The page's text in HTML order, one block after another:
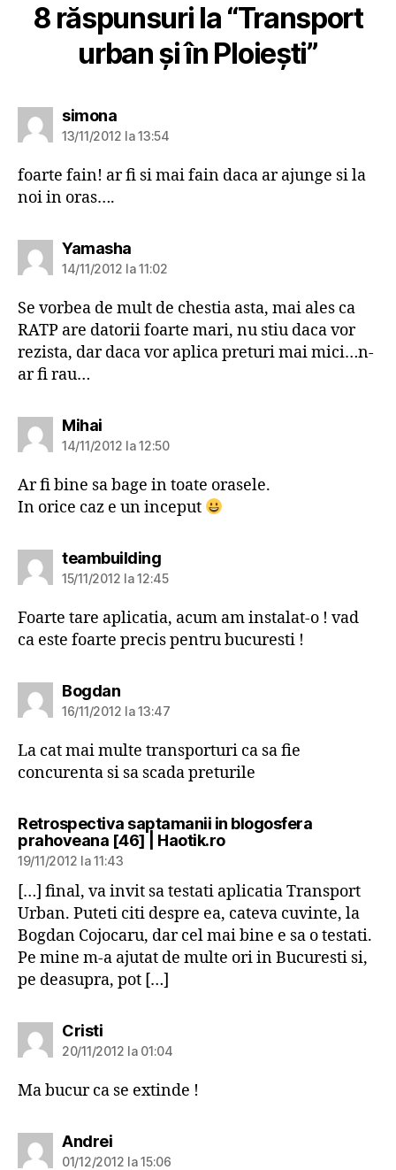
8 răspunsuri la “Transport
urban şi în Ploieşti”
simonaspune:
13/11/2012 la 13:54
foarte fain! ar fi si mai fain daca ar ajunge si la
noi in oras….
Yamashaspune:
14/11/2012 la 11:02
Se vorbea de mult de chestia asta, mai ales ca
RATP are datorii foarte mari, nu stiu daca vor
rezista, dar daca vor aplica preturi mai mici…n-
ar fi rau…
Mihaispune:
14/11/2012 la 12:50
Ar fi bine sa bage in toate orasele.
In orice caz e un inceput
teambuildingspune:
15/11/2012 la 12:45
Foarte tare aplicatia, acum am instalat-o ! vad
ca este foarte precis pentru bucuresti !
Bogdanspune:
16/11/2012 la 13:47
La cat mai multe transporturi ca sa fie
concurenta si sa scada preturile
Retrospectiva saptamanii in blogosfera
prahoveana [46] | Haotik.rospune:
19/11/2012 la 11:43
[…] final, va invit sa testati aplicatia Transport
Urban. Puteti citi despre ea, cateva cuvinte, la
Bogdan Cojocaru, dar cel mai bine e sa o testati.
Pe mine m-a ajutat de multe ori in Bucuresti si,
pe deasupra, pot […]
Cristispune:
20/11/2012 la 01:04
Ma bucur ca se extinde !
Andreispune:
01/12/2012 la 15:06